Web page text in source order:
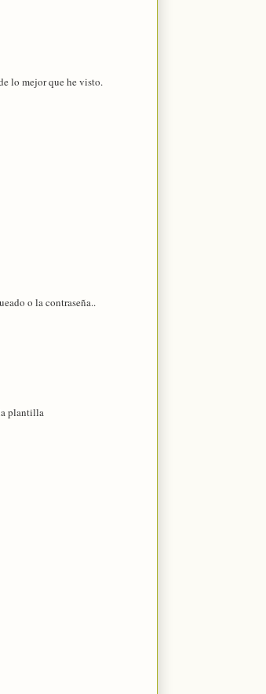
lo mejor que he visto.
o la contraseña..
plantilla